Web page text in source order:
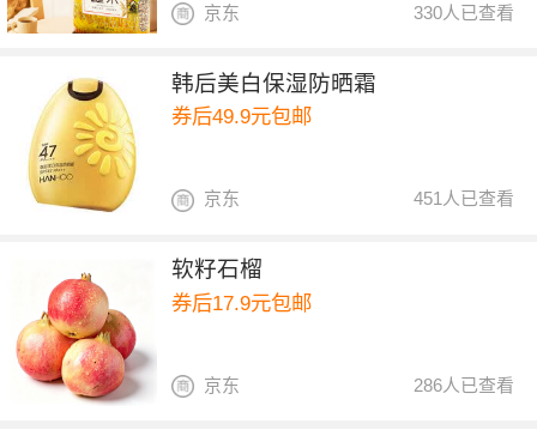
330人已查看
京东
韩后美白保湿防晒霜
券后49.9元包邮
451人已查看
京东
软籽石榴
券后17.9元包邮
286人已查看
京东